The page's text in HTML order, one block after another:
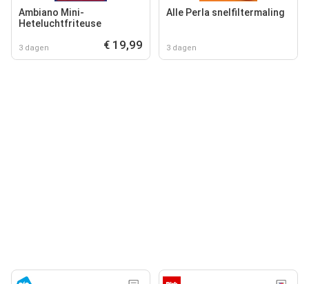
Ambiano Mini-
Heteluchtfriteuse
3 dagen € 19,99
Alle Perla snelfiltermaling
3 dagen